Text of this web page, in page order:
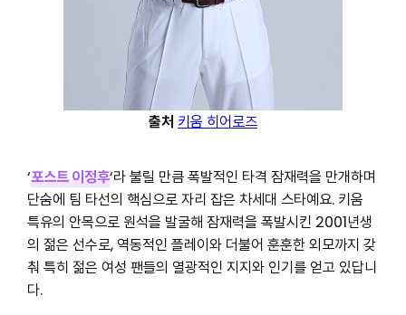
출처 키움 히어로즈
‘포스트 이정후‘라 불릴 만큼 폭발적인 타격 잠재력을 만개하며
단숨에 팀 타선의 핵심으로 자리 잡은 차세대 스타예요. 키움
특유의 안목으로 원석을 발굴해 잠재력을 폭발시킨 2001년생
의 젊은 선수로, 역동적인 플레이와 더불어 훈훈한 외모까지 갖
춰 특히 젊은 여성 팬들의 열광적인 지지와 인기를 얻고 있답니
다.